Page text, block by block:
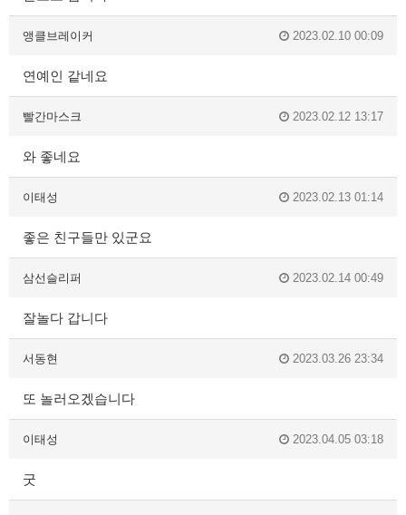
앵클브레이커 2023.02.10 00:09
연예인 같네요
빨간마스크 2023.02.12 13:17
와 좋네요
이태성 2023.02.13 01:14
좋은 친구들만 있군요
삼선슬리퍼 2023.02.14 00:49
잘놀다 갑니다
서동현 2023.03.26 23:34
또 놀러오겠습니다
이태성 2023.04.05 03:18
굿